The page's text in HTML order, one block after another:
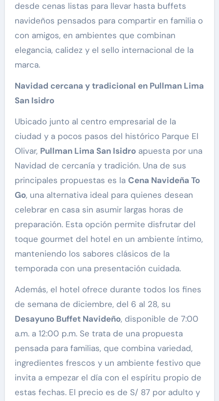
desde cenas listas para llevar hasta buffets
navideños pensados para compartir en familia o
con amigos, en ambientes que combinan
elegancia, calidez y el sello internacional de la
marca.
Navidad cercana y tradicional en Pullman Lima
San Isidro
Ubicado junto al centro empresarial de la
ciudad y a pocos pasos del histórico Parque El
Olivar, Pullman Lima San Isidroapuesta por una
Navidad de cercanía y tradición. Una de sus
principales propuestas es la Cena Navideña To
Go, una alternativa ideal para quienes desean
celebrar en casa sin asumir largas horas de
preparación. Esta opción permite disfrutar del
toque gourmet del hotel en un ambiente íntimo,
manteniendo los sabores clásicos de la
temporada con una presentación cuidada.
Además, el hotel ofrece durante todos los fines
de semana de diciembre, del 6 al 28, su
Desayuno Buffet Navideño, disponible de 7:00
a.m. a 12:00 p.m. Se trata de una propuesta
pensada para familias, que combina variedad,
ingredientes frescos y un ambiente festivo que
invita a empezar el día con el espíritu propio de
estas fechas. El precio es de S/ 87 por adulto y